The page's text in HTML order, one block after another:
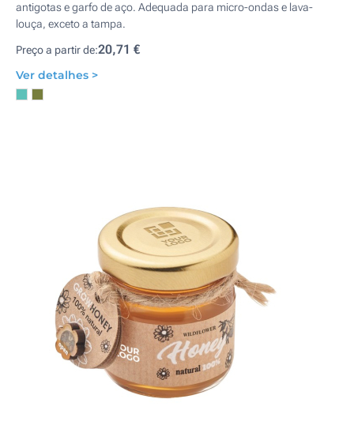
antigotas e garfo de aço. Adequada para micro-ondas e lava-
louça, exceto a tampa.
Preço a partir de:20,71 €
Ver detalhes >